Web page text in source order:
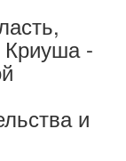
Криуша -
и